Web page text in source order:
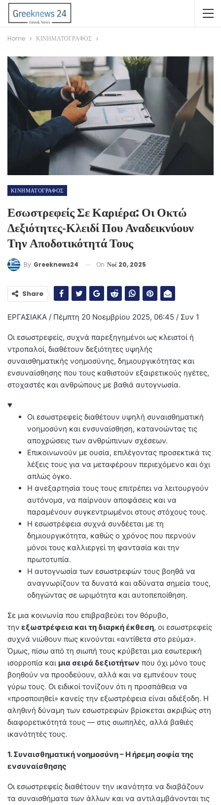
Home ΚΙΝΗΜΑΤΟΓΡΑΦΟΣ
ΚΙΝΗΜΑΤΟΓΡΑΦΟΣ
Εσωστρεφείς Σε Καριέρα: Οι Οκτώ
Δεξιότητες‑κλειδί Που Αναδεικνύουν
Την Αποδοτικότητά Τους
By Greeknews24 On Νοέ 20, 2025
Share
ΕΡΓΑΣΙΑΚΑ / Πέμπτη 20 Νοεμβρίου 2025, 06:45 / Συν 1
Οι εσωστρεφείς, συχνά παρεξηγημένοι ως κλειστοί ή
ντροπαλοί, διαθέτουν δεξιότητες υψηλής
συναισθηματικής νοημοσύνης, δημιουργικότητας και
ενσυναίσθησης που τους καθιστούν εξαιρετικούς ηγέτες,
στοχαστές και ανθρώπους με βαθιά αυτογνωσία.
Οι εσωστρεφείς διαθέτουν υψηλή συναισθηματική
νοημοσύνη και ενσυναίσθηση, κατανοώντας τις
αποχρώσεις των ανθρώπινων σχέσεων.
Επικοινωνούν με ουσία, επιλέγοντας προσεκτικά τις
λέξεις τους για να μεταφέρουν περιεχόμενο και όχι
απλώς όγκο.
Η ανεξαρτησία τους τους επιτρέπει να λειτουργούν
αυτόνομα, να παίρνουν αποφάσεις και να
παραμένουν συγκεντρωμένοι στους στόχους τους.
Η εσωστρέφεια συχνά συνδέεται με τη
δημιουργικότητα, καθώς ο χρόνος που περνούν
μόνοι τους καλλιεργεί τη φαντασία και την
πρωτοτυπία.
Η αυτογνωσία των εσωστρεφών τους βοηθά να
αναγνωρίζουν τα δυνατά και αδύνατα σημεία τους,
οδηγώντας σε ωριμότητα και αυτοπεποίθηση.
Σε μια κοινωνία που επιβραβεύει τον θόρυβο,
την εξωστρέφεια και τη διαρκή έκθεση, οι εσωστρεφείς
συχνά νιώθουν πως κινούνται «αντίθετα στο ρεύμα».
Όμως, πίσω από τη σιωπή τους κρύβεται μια εσωτερική
ισορροπία και μια σειρά δεξιοτήτων που όχι μόνο τους
βοηθούν να προοδεύουν, αλλά και να εμπνέουν τους
γύρω τους. Οι ειδικοί τονίζουν ότι η προσπάθεια να
«προσποιηθεί» κανείς την εξωστρέφεια είναι αδιέξοδη. Η
αληθινή δύναμη των εσωστρεφών βρίσκεται ακριβώς στη
διαφορετικότητά τους — στις σιωπηλές, αλλά βαθιές
ικανότητές τους.
1. Συναισθηματική νοημοσύνη – Η ήρεμη σοφία της
ενσυναίσθησης
Οι εσωστρεφείς διαθέτουν την ικανότητα να διαβάζουν
τα συναισθήματα των άλλων και να αντιλαμβάνονται τις